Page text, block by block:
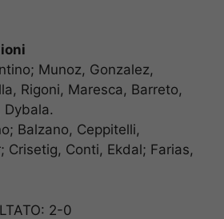
Munoz, Gonzalez,
Rigoni, Maresca, Barreto,
Dybala.
Balzano, Ceppitelli,
Crisetig, Conti, Ekdal; Farias,
2-0